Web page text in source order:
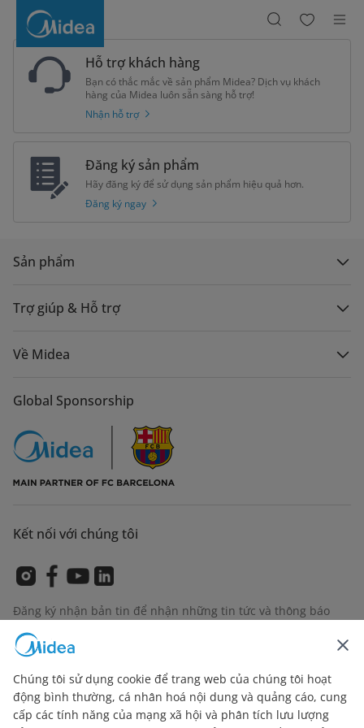
Hỗ trợ khách hàng
Bạn có thắc mắc về sản phẩm Midea? Dịch vụ khách
hàng của Midea luôn sẵn sàng hỗ trợ!
Nhận hỗ trợ
Đăng ký sản phẩm
Hãy đăng ký để sử dụng sản phẩm hiệu quả hơn.
Đăng ký ngay
Sản phẩm
Trợ giúp & Hỗ trợ
Về Midea
Global Sponsorship
Kết nối với chúng tôi
Đăng ký nhận bản tin để nhận những tin tức và thông báo
sản phẩm mới nhất
Kiểm tra cách chúng tôi quản lý dữ liệu của bạnTerms of
use
Chúng tôi sử dụng cookie để trang web của chúng tôi hoạt
động bình thường, cá nhân hoá nội dung và quảng cáo, cung
cấp các tính năng của mạng xã hội và phân tích lưu lượng